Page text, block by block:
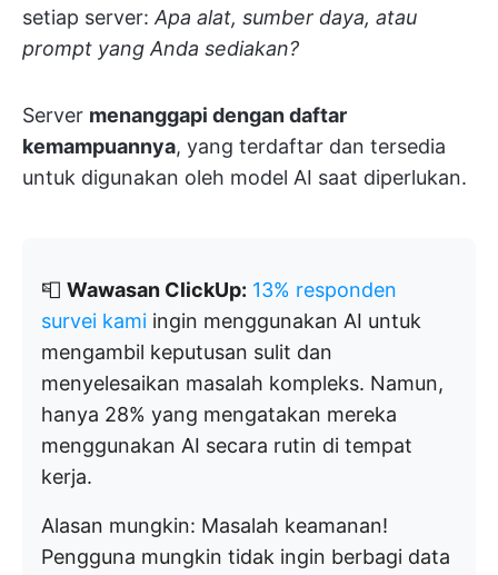
setiap server:Apa alat, sumber daya, atau
prompt yang Anda sediakan?
Server menanggapi dengan daftar
kemampuannya, yang terdaftar dan tersedia
untuk digunakan oleh model AI saat diperlukan.
📮 Wawasan ClickUp: 13% responden
survei kami ingin menggunakan AI untuk
mengambil keputusan sulit dan
menyelesaikan masalah kompleks. Namun,
hanya 28% yang mengatakan mereka
menggunakan AI secara rutin di tempat
kerja.
Alasan mungkin: Masalah keamanan!
Pengguna mungkin tidak ingin berbagi data